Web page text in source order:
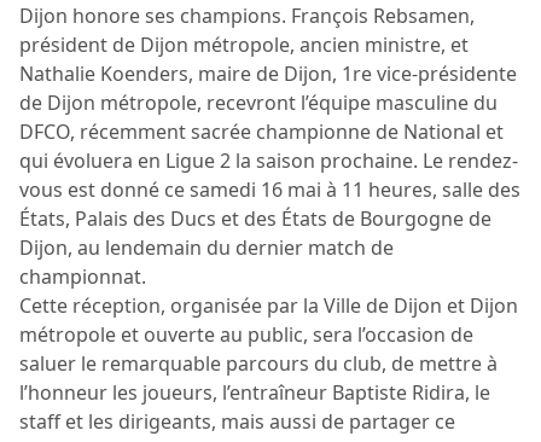
Dijon honore ses champions. François Rebsamen,
président de Dijon métropole, ancien ministre, et
Nathalie Koenders, maire de Dijon, 1re vice-présidente
de Dijon métropole, recevront l’équipe masculine du
DFCO, récemment sacrée championne de National et
qui évoluera en Ligue 2 la saison prochaine. Le rendez-
vous est donné ce samedi 16 mai à 11 heures, salle des
États, Palais des Ducs et des États de Bourgogne de
Dijon, au lendemain du dernier match de
championnat.
Cette réception, organisée par la Ville de Dijon et Dijon
métropole et ouverte au public, sera l’occasion de
saluer le remarquable parcours du club, de mettre à
l’honneur les joueurs, l’entraîneur Baptiste Ridira, le
staff et les dirigeants, mais aussi de partager ce